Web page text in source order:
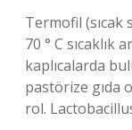
Termofil
70 ° C sıcaklık
kaplıcalarda
pastörize gıda
rol.